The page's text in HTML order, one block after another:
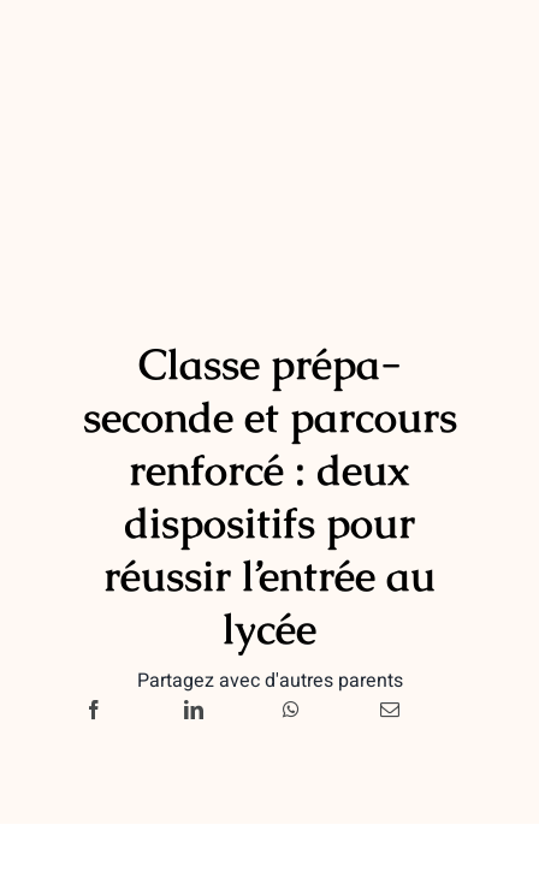
Classe prépa-
seconde et parcours
renforcé : deux
dispositifs pour
réussir l’entrée au
lycée
Partagez avec d'autres parents